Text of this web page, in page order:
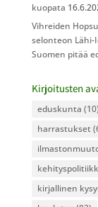
kuopata
Vihreiden
selonteon
Suomen pitää
Kirjoitusten
eduskunta (10)
harrastukset
kirjallinen